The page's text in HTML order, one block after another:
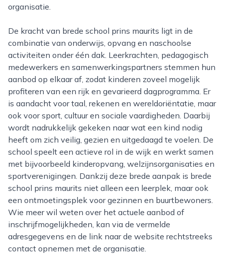
organisatie.
De kracht van brede school prins maurits ligt in de
combinatie van onderwijs, opvang en naschoolse
activiteiten onder één dak. Leerkrachten, pedagogisch
medewerkers en samenwerkingspartners stemmen hun
aanbod op elkaar af, zodat kinderen zoveel mogelijk
profiteren van een rijk en gevarieerd dagprogramma. Er
is aandacht voor taal, rekenen en wereldoriëntatie, maar
ook voor sport, cultuur en sociale vaardigheden. Daarbij
wordt nadrukkelijk gekeken naar wat een kind nodig
heeft om zich veilig, gezien en uitgedaagd te voelen. De
school speelt een actieve rol in de wijk en werkt samen
met bijvoorbeeld kinderopvang, welzijnsorganisaties en
sportverenigingen. Dankzij deze brede aanpak is brede
school prins maurits niet alleen een leerplek, maar ook
een ontmoetingsplek voor gezinnen en buurtbewoners.
Wie meer wil weten over het actuele aanbod of
inschrijfmogelijkheden, kan via de vermelde
adresgegevens en de link naar de website rechtstreeks
contact opnemen met de organisatie.